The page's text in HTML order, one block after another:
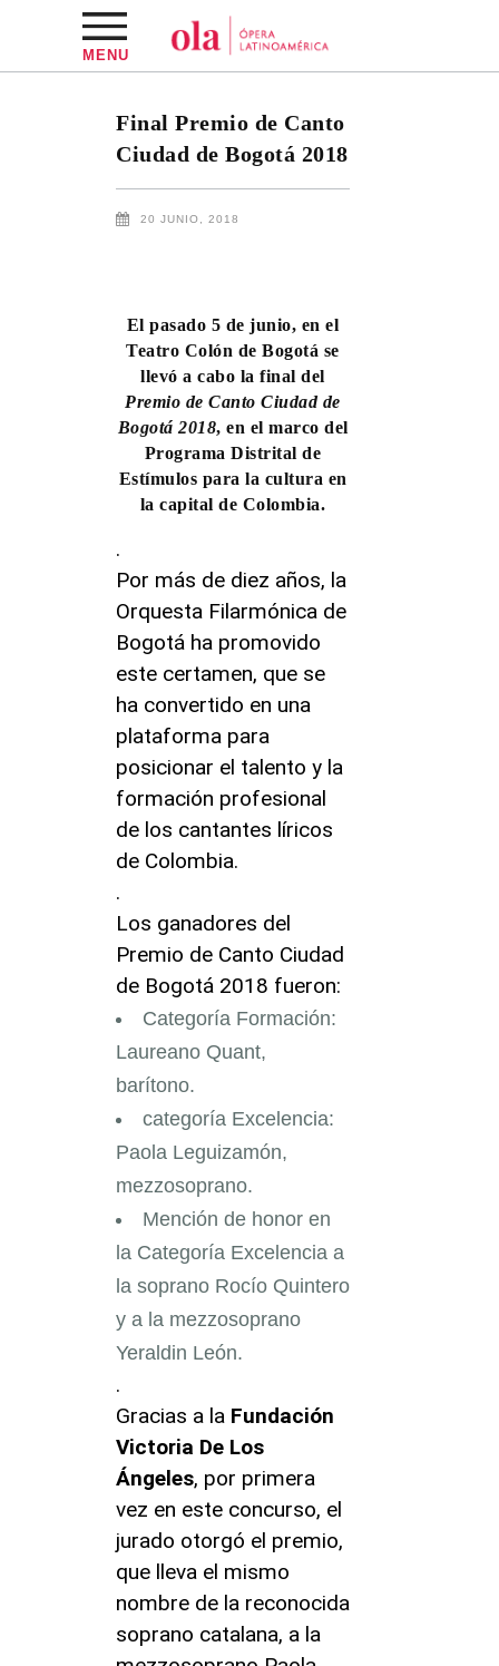
MENU
Final Premio de Canto
Ciudad de Bogotá 2018
20 JUNIO, 2018
El pasado 5 de junio, en el
Teatro Colón de Bogotá se
llevó a cabo la final del
Premio de Canto Ciudad de
Bogotá 2018, en el marco del
Programa Distrital de
Estímulos para la cultura en
la capital de Colombia.
.
Por más de diez años, la
Orquesta Filarmónica de
Bogotá ha promovido
este certamen, que se
ha convertido en una
plataforma para
posicionar el talento y la
formación profesional
de los cantantes líricos
de Colombia.
.
Los ganadores del
Premio de Canto Ciudad
de Bogotá 2018 fueron:
Categoría Formación:
Laureano Quant,
barítono.
categoría Excelencia:
Paola Leguizamón,
mezzosoprano.
Mención de honor en
la Categoría Excelencia a
la soprano Rocío Quintero
y a la mezzosoprano
Yeraldin León.
.
Gracias a la Fundación
Victoria De Los
Ángeles, por primera
vez en este concurso, el
jurado otorgó el premio,
que lleva el mismo
nombre de la reconocida
soprano catalana, a la